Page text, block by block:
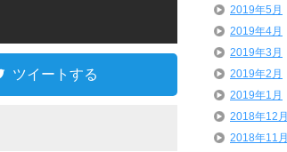
ツイートする
2019年5月
2019年4月
2019年3月
2019年2月
2019年1月
2018年12月
2018年11月